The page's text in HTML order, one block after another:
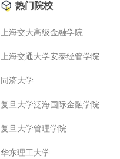
热门院校
上海交大高级金融学院
上海交通大学安泰经管学院
同济大学
复旦大学泛海国际金融学院
复旦大学管理学院
华东理工大学